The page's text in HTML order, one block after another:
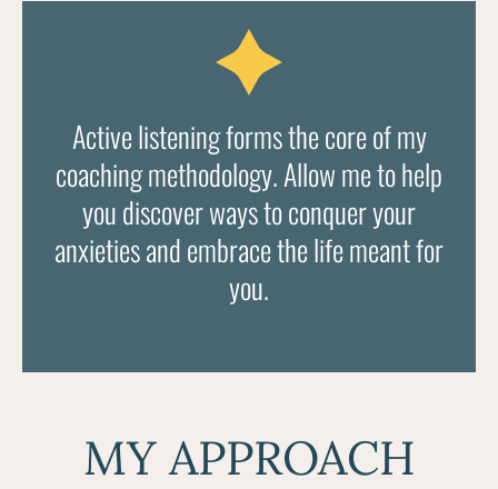
Active listening forms the core of my
coaching methodology. Allow me to help
you discover ways to conquer your
anxieties and embrace the life meant for
you.
MY APPROACH